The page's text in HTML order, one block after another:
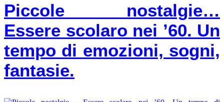
Piccole nostalgie…
Essere scolaro nei ’60. Un
tempo di emozioni, sogni,
fantasie.